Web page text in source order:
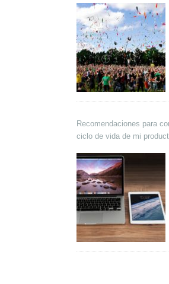
Recomendaciones para
ciclo de vida de mi